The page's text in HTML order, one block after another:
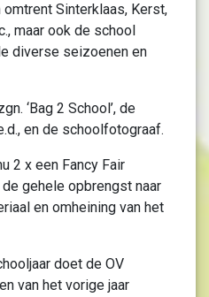
Sinterklaas, Kerst,
maar ook de school
diverse seizoenen en
‘Bag 2 School’, de
en de schoolfotograaf.
2 x een Fancy Fair
gehele opbrengst naar
en omheining van het
doet de OV
van het vorige jaar